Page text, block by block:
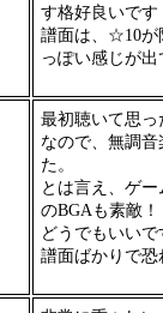
す格好良いです
譜面は、☆10
っぽい感じが
最初聴いて思
なので、無調
た。
とは言え、ゲ
のBGAも素敵！
どうでもいい
譜面ばかりで